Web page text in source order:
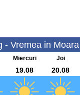
- Vremea in
Miercuri Joi
19.08 20.08